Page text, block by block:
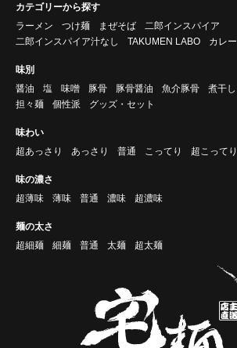
カテゴリーから探す
ラーメン
つけ麺 まぜそば
二郎インスパイア
二郎インスパイア汁なし
TAKUMEN LABO カレー
味別
醤油
塩 味噌 豚骨 豚骨醤油 魚介豚骨 煮干し
担々麺
個性派 グッズ・セット
味わい
超あっさり
あっさり 普通 こってり 超こってり
味の濃さ
超薄味
薄味 普通 濃味 超濃味
麺の太さ
超細麺
細麺 普通 太麺 超太麺